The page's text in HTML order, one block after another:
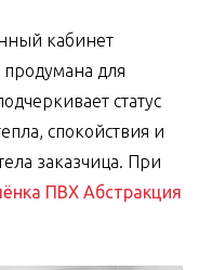
кабинет
продумана для
статус
спокойствия и
заказчица. При
ПВХ Абстракция